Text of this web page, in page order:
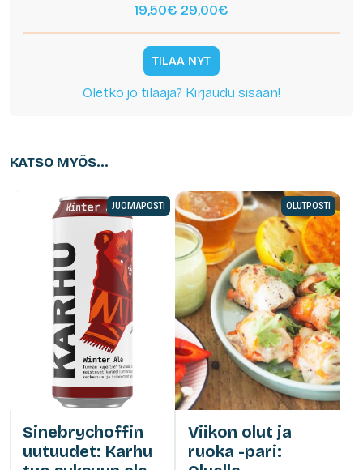
19,50€ 29,00€
TILAA NYT
Oletko jo tilaaja? Kirjaudu sisään!
KATSO MYÖS...
JUOMAPOSTI
Sinebrychoffin
uutuudet: Karhu
OLUTPOSTI
Viikon olut ja
ruoka -pari: